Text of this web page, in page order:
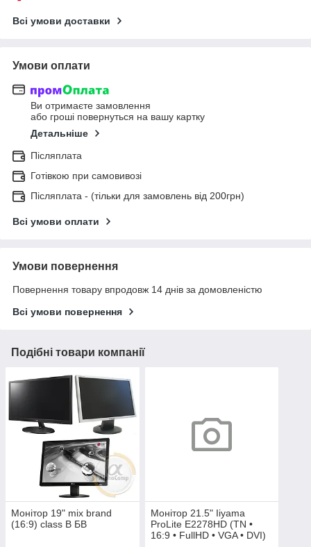
Всі умови доставки
Умови оплати
Ви отримаєте замовлення
або гроші повернуться на вашу картку
Детальніше
Післяплата
Готівкою при самовивозі
Післяплата - (тільки для замовлень від 200грн)
Всі умови оплати
Умови повернення
Повернення товару впродовж 14 днів за домовленістю
Всі умови повернення
Подібні товари компанії
Монітор 19" mix brand
(16:9) class B БВ
Монітор 21.5" Iiyama
ProLite E2278HD (TN •
16:9 • FullHD • VGA • DVI)